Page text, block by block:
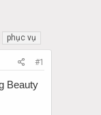
phục vụ
#1
Beauty